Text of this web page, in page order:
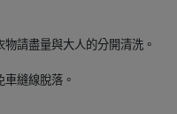
請盡量與大人的分開清洗。
縫線脫落。